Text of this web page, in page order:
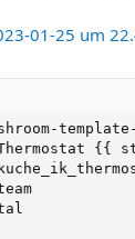
-template -
{ {